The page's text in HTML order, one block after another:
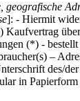
geografische
]: - Hiermit
Kaufvertrag
(*) -
–
des/
in